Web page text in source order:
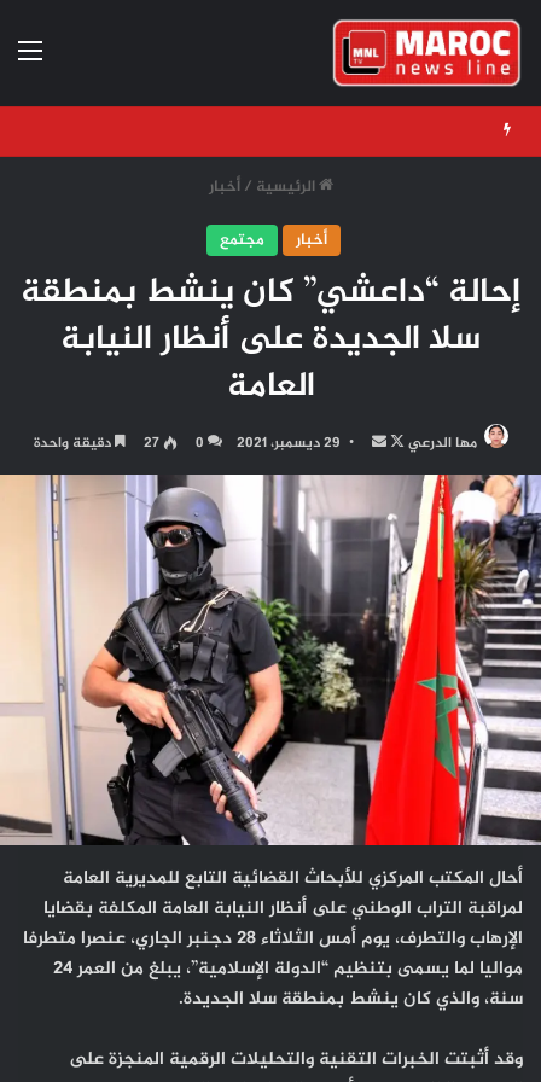
الرئيسية / أخبار
أخبار
مجتمع
إحالة “داعشي” كان ينشط بمنطقة
سلا الجديدة على أنظار النيابة
العامة
مها الدرعي
تابع
على
أرسل
بريدا
29 ديسمبر، 2021 0
27 دقيقة واحدة
أحال المكتب المركزي للأبحاث القضائية التابع للمديرية العامة
لمراقبة التراب الوطني على أنظار النيابة العامة المكلفة بقضايا
الإرهاب والتطرف، يوم أمس الثلاثاء 28 دجنبر الجاري، عنصرا متطرفا
مواليا لما يسمى بتنظيم “الدولة الإسلامية”، يبلغ من العمر 24
سنة، والذي كان ينشط بمنطقة سلا الجديدة.
وقد أثبتت الخبرات التقنية والتحليلات الرقمية المنجزة على